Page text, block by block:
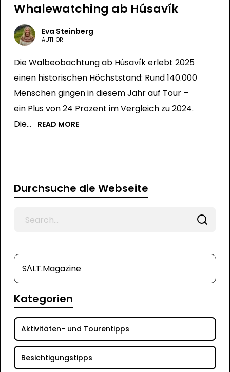
Whalewatching ab Húsavík
Eva Steinberg
AUTHOR
Die Walbeobachtung ab Húsavík erlebt 2025
einen historischen Höchststand: Rund 140.000
Menschen gingen in diesem Jahr auf Tour –
ein Plus von 24 Prozent im Vergleich zu 2024.
Die...
READ MORE
Durchsuche die Webseite
SΛLT.Magazine
Kategorien
Aktivitäten- und Tourentipps
Besichtigungstipps